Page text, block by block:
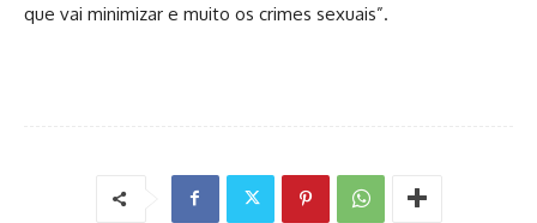
que vai minimizar e muito os crimes sexuais”.